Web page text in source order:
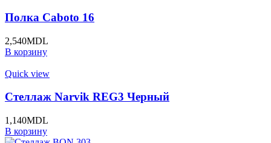
Полка Caboto 16
2,540MDL
В корзину
Quick view
Стеллаж Narvik REG3 Черный
1,140MDL
В корзину